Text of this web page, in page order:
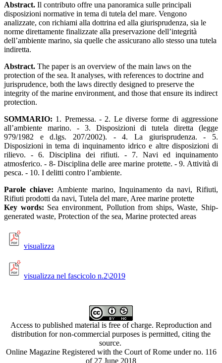
Abstract. Il contributo offre una panoramica sulle principali
disposizioni normative in tema di tutela del mare. Vengono
analizzate, con richiami alla dottrina ed alla giurisprudenza, sia le
norme direttamente finalizzate alla preservazione dell’integrità
dell’ambiente marino, sia quelle che assicurano allo stesso una tutela
indiretta.
Abstract. The paper is an overview of the main laws on the
protection of the sea. It analyses, with references to doctrine and
jurisprudence, both the laws directly designed to preserve the
integrity of the marine environment, and those that ensure its indirect
protection.
SOMMARIO: 1. Premessa. - 2. Le diverse forme di aggressione
all’ambiente marino. - 3. Disposizioni di tutela diretta (legge
979/1982 e d.lgs. 207/2002). - 4. La giurisprudenza. - 5.
Disposizioni in tema di inquinamento idrico e altre disposizioni di
rilievo. - 6. Disciplina dei rifiuti. - 7. Navi ed inquinamento
atmosferico. - 8- Disciplina delle aree marine protette. - 9. Attività di
pesca. - 10. I delitti contro l’ambiente.
Parole chiave: Ambiente marino, Inquinamento da navi, Rifiuti,
Rifiuti prodotti da navi, Tutela del mare, Aree marine protette
Key words: Sea environment, Pollution from ships, Waste, Ship-
generated waste, Protection of the sea, Marine protected areas
visualizza
visualizza nel fascicolo n.2\2019
Access to published material is free of charge. Reproduction and
distribution for non-commercial purposes is permitted, citing the
source.
Online Magazine Registered with the Court of Rome under no. 116
of 27 June 2018